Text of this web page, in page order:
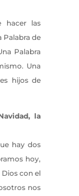
hacer las
Palabra de
Palabra
Una
hijos de
la
hay dos
hoy,
con el
nos